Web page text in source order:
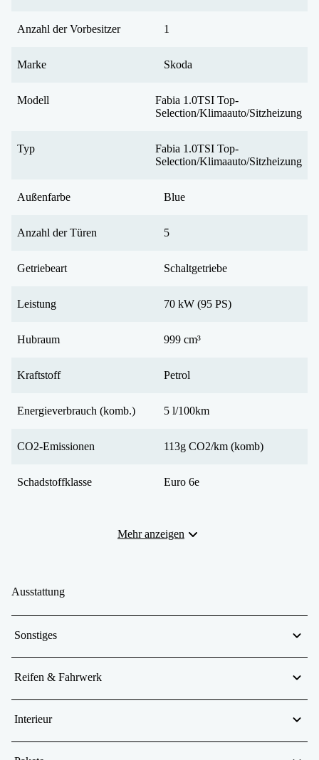
Anzahl der Vorbesitzer 1
Marke Skoda
Modell
Fabia 1.0TSI Top-
Selection/Klimaauto/Sitzheizung
Typ
Fabia 1.0TSI Top-
Selection/Klimaauto/Sitzheizung
Außenfarbe Blue
Anzahl der Türen 5
Getriebeart Schaltgetriebe
Leistung 70 kW (95 PS)
Hubraum 999 cm³
Kraftstoff Petrol
Energieverbrauch (komb.) 5 l/100km
CO2-Emissionen 113g CO2/km (komb)
Schadstoffklasse Euro 6e
Mehr anzeigen
Ausstattung
Sonstiges
Reifen & Fahrwerk
Interieur